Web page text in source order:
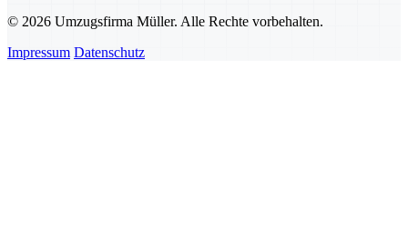
© 2026 Umzugsfirma Müller. Alle Rechte vorbehalten.
Impressum Datenschutz